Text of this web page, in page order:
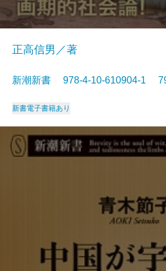
正高信男／著
新潮新書 978-4-10-610904-1
新書電子書籍あり